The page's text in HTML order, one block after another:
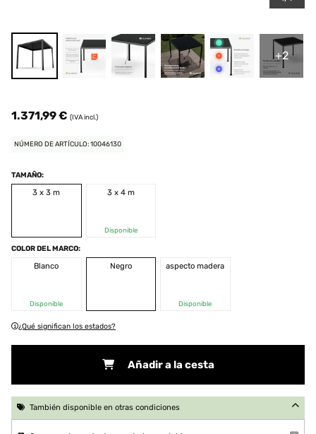
+2
1.371,99 € (IVA incl.)
NÚMERO DE ARTÍCULO: 10046130
TAMAÑO:
3 x 3 m
3 x 4 m
Disponible
COLOR DEL MARCO:
Blanco
Disponible
Negro aspecto madera
Disponible
¿Qué significan los estados?
Añadir a la cesta
También disponible en otras condiciones